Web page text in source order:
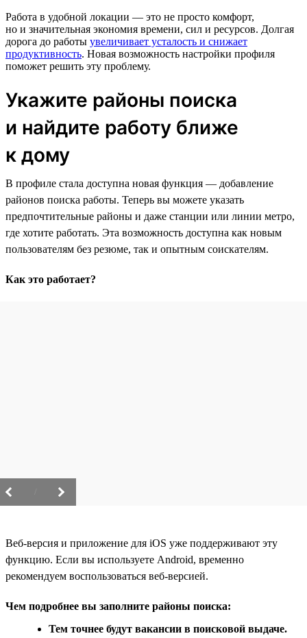
Работа в удобной локации — это не просто комфорт,
но и значительная экономия времени, сил и ресурсов. Долгая
дорога до работы увеличивает усталость и снижает
продуктивность. Новая возможность настройки профиля
поможет решить эту проблему.
Укажите районы поиска
и найдите работу ближе
к дому
В профиле стала доступна новая функция — добавление
районов поиска работы. Теперь вы можете указать
предпочтительные районы и даже станции или линии метро,
где хотите работать. Эта возможность доступна как новым
пользователям без резюме, так и опытным соискателям.
Как это работает?
Веб-версия и приложение для iOS уже поддерживают эту
функцию. Если вы используете Android, временно
рекомендуем воспользоваться веб-версией.
Чем подробнее вы заполните районы поиска:
Тем точнее будут вакансии в поисковой выдаче.